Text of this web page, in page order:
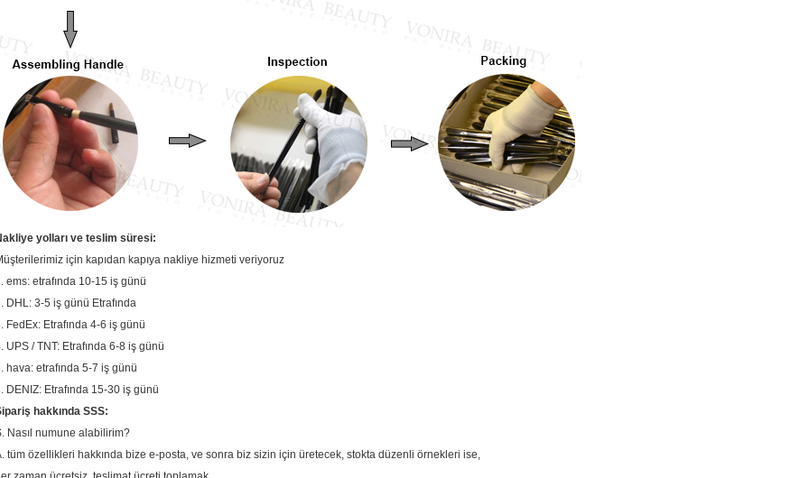
yolları ve teslim süresi:
için kapıdan kapıya nakliye hizmeti veriyoruz
ems: etrafında 10-15 iş günü
DHL: 3-5 iş günü Etrafında
FedEx: Etrafında 4-6 iş günü
UPS / TNT: Etrafında 6-8 iş günü
hava: etrafında 5-7 iş günü
DENIZ: Etrafında 15-30 iş günü
hakkında SSS:
Nasıl numune alabilirim?
tüm özellikleri hakkında bize e-posta, ve sonra biz sizin için üretecek, stokta düzenli örnekleri ise,